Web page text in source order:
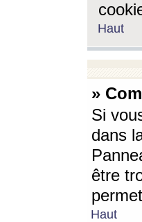
Haut
»
Si
dans
être
Haut